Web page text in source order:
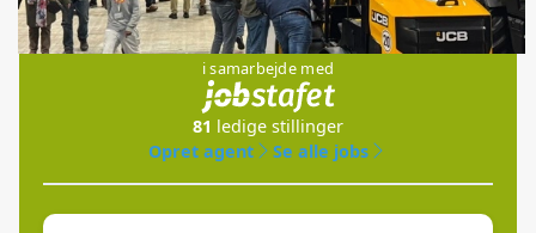
Jobs
i samarbejde med
81 ledige stillinger
Opret agent
Se alle jobs